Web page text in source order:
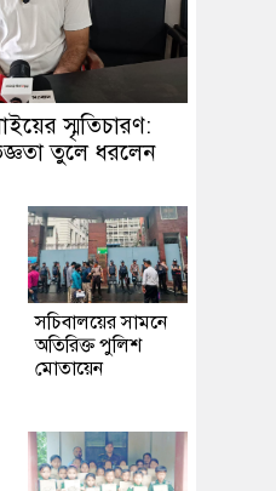
স্মৃতিচারণ:
তুলে ধরলেন
সচিবালয়ের সামনে
অতিরিক্ত পুলিশ
মোতায়েন